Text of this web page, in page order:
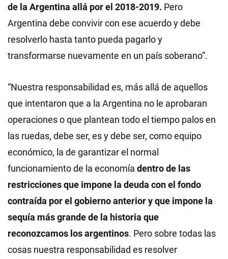
de la Argentina allá por el 2018-2019. Pero
Argentina debe convivir con ese acuerdo y debe
resolverlo hasta tanto pueda pagarlo y
transformarse nuevamente en un país soberano”.
“Nuestra responsabilidad es, más allá de aquellos
que intentaron que a la Argentina no le aprobaran
operaciones o que plantean todo el tiempo palos en
las ruedas, debe ser, es y debe ser, como equipo
económico, la de garantizar el normal
funcionamiento de la economía dentro de las
restricciones que impone la deuda con el fondo
contraída por el gobierno anterior y que impone la
sequía más grande de la historia que
reconozcamos los argentinos. Pero sobre todas las
cosas nuestra responsabilidad es resolver